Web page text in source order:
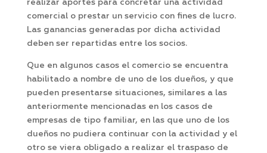
realizar aportes para concretar una actividad
comercial o prestar un servicio con fines de lucro.
Las ganancias generadas por dicha actividad
deben ser repartidas entre los socios.
Que en algunos casos el comercio se encuentra
habilitado a nombre de uno de los dueños, y que
pueden presentarse situaciones, similares a las
anteriormente mencionadas en los casos de
empresas de tipo familiar, en las que uno de los
dueños no pudiera continuar con la actividad y el
otro se viera obligado a realizar el traspaso de